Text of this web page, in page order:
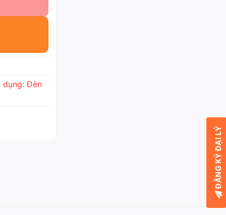
dụng: Đèn
ĐĂNG KÝ ĐẠI LÝ